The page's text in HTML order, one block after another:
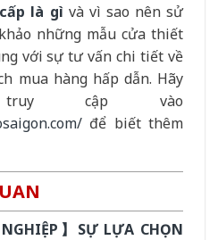
là gì và vì sao nên sử
những mẫu cửa thiết
với sự tư vấn chi tiết về
mua hàng hấp dẫn. Hãy
cập vào
để biết thêm
NGHIỆP】SỰ LỰA CHỌN